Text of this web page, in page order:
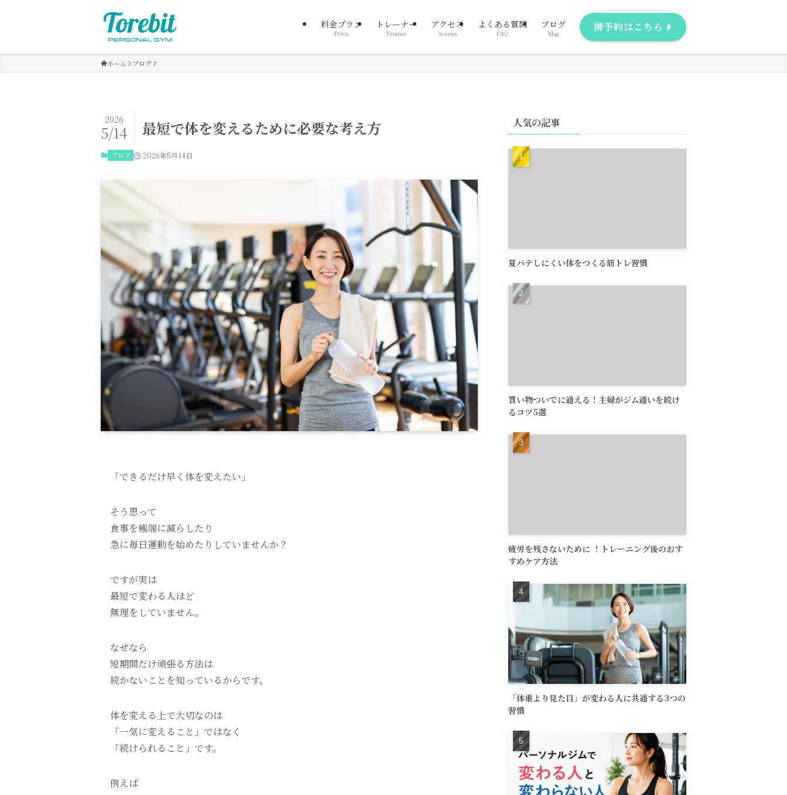
料金プラン
Price
トレーナー
Trainer
アクセス
Access
よくある質問
FAQ
ブログ
Blog 御予約はこちら
ホーム ブログ
最短で体を変えるために必要な考え方
2026
5/14
ブログ 2026年5月14日
「できるだけ早く体を変えたい」
そう思って
食事を極端に減らしたり
急に毎日運動を始めたりしていませんか？
ですが実は
最短で変わる人ほど
無理をしていません。
なぜなら
短期間だけ頑張る方法は
続かないことを知っているからです。
体を変える上で大切なのは
「一気に変えること」ではなく
「続けられること」です。
例えば
人気の記事
夏バテしにくい体をつくる筋トレ習慣
買い物ついでに通える！主婦がジム通いを続け
るコツ5選
疲労を残さないために ！トレーニング後のおす
すめケア方法
「体重より見た目」が変わる人に共通する3つの
習慣